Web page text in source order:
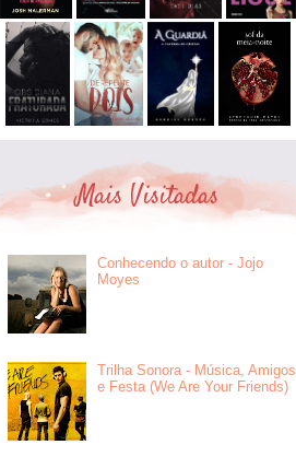
Mais Visitadas
Conhecendo o autor - Jojo
Moyes
Trilha Sonora - Música, Amigos
e Festa (We Are Your Friends)